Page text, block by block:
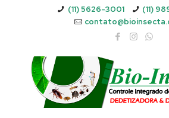
(11) 5626-3001
(11)